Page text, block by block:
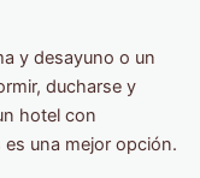
y desayuno o un
ducharse y
hotel con
una mejor opción.